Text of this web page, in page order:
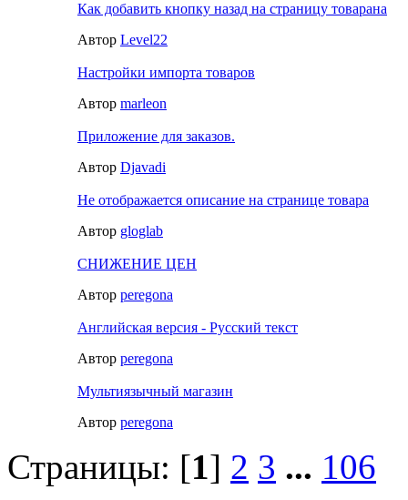
Как добавить кнопку назад на страницу товарана
Автор Level22
Настройки импорта товаров
Автор marleon
Приложение для заказов.
Автор Djavadi
Не отображается описание на странице товара
Автор gloglab
СНИЖЕНИЕ ЦЕН
Автор peregona
Английская версия - Русский текст
Автор peregona
Мультиязычный магазин
Автор peregona
Страницы: [1] 2 3 ... 106